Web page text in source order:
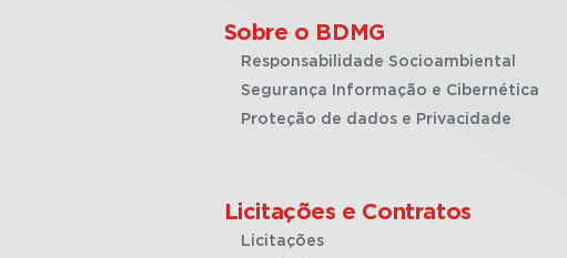
Sobre o BDMG
Responsabilidade Socioambiental
Segurança Informação e Cibernética
Proteção de dados e Privacidade
Licitações e Contratos
Licitações